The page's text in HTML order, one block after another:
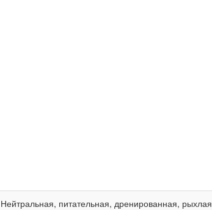
Нейтральная, питательная, дренированная,